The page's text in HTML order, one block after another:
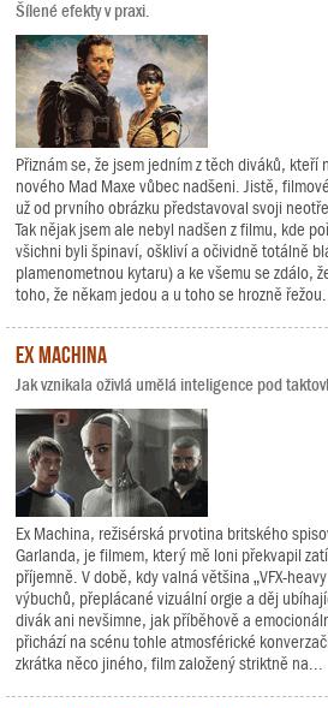
Šílené efekty v praxi.
Přiznám se, že jsem jedním z těch diváků, kteří
nového Mad Maxe vůbec nadšeni. Jistě,
už od prvního obrázku představoval svoji
Tak nějak jsem ale nebyl nadšen z filmu, kde
všichni byli špinaví, oškliví a očividně totálně
plamenometnou kytaru) a ke všemu se zdálo,
toho, že někam jedou a u toho se hrozně
Ex Machina
Jak vznikala oživlá umělá inteligence pod
Ex Machina, režisérská prvotina britského
Garlanda, je filmem, který mě loni překvapil
příjemně. V době, kdy valná většina „VFX-
výbuchů, přeplácané vizuální orgie a děj
divák ani nevšimne, jak příběhově a
přichází na scénu tohle atmosférické
zkrátka něco jiného, film založený striktně na...